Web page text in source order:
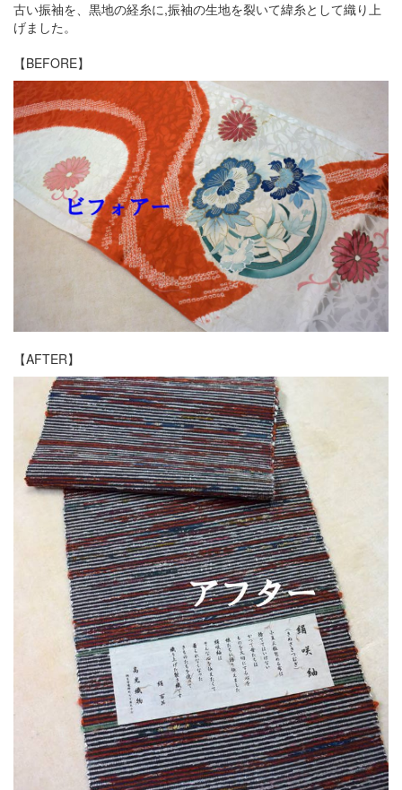
古い振袖を、黒地の経糸に,振袖の生地を裂いて緯糸として織り上
げました。
【BEFORE】
【AFTER】